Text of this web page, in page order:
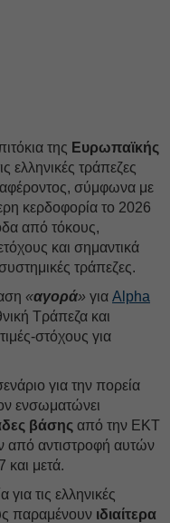
της Ευρωπαϊκής
ελληνικές τράπεζες
σύμφωνα με
κερδοφορία το 2026
από τόκους,
και σημαντικά
τράπεζες.
«αγορά» για Alpha
Τράπεζα και
στόχους για
για την πορεία
ενσωματώνει
βάσης από την ΕΚΤ
από αντιστροφή αυτών
μετά.
τις ελληνικές
παραμένουν ιδιαίτερα